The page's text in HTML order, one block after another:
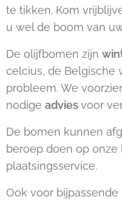
te tikken. Kom
u wel de boom van
De olijfbomen zijn
celcius, de Belgische
probleem. We
nodige adviesvoor
De bomen kunnen
beroep doen op onze
plaatsingsservice.
Ook voor bijpassende